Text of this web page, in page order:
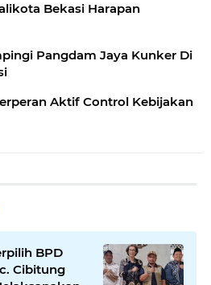
Bekasi Harapan
Pangdam Jaya Kunker Di
Aktif Control Kebijakan
BPD
Cibitung